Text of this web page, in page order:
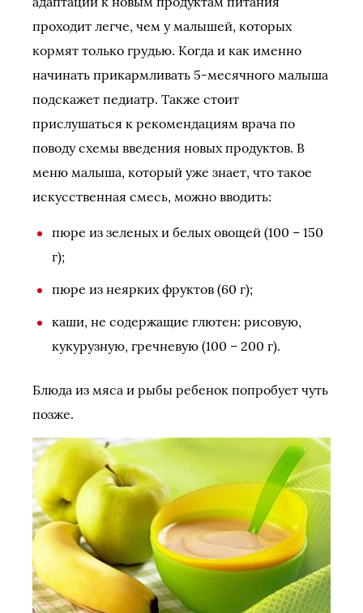
проходит легче, чем у малышей, которых
кормят только грудью. Когда и как именно
начинать прикармливать 5-месячного малыша
подскажет педиатр. Также стоит
прислушаться к рекомендациям врача по
поводу схемы введения новых продуктов. В
меню малыша, который уже знает, что такое
искусственная смесь, можно вводить:
пюре из зеленых и белых овощей (100 – 150
г);
пюре из неярких фруктов (60 г);
каши, не содержащие глютен: рисовую,
кукурузную, гречневую (100 – 200 г).
Блюда из мяса и рыбы ребенок попробует чуть
позже.